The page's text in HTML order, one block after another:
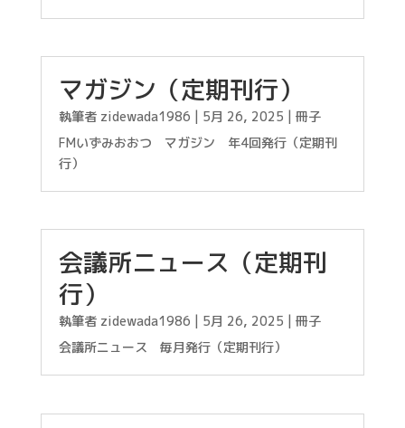
マガジン（定期刊行）
執筆者 zidewada1986 5月 26, 2025
冊子
FMいずみおおつ マガジン 年4回発行（定期刊
行）
会議所ニュース（定期刊
行）
執筆者 zidewada1986 5月 26, 2025
冊子
会議所ニュース 毎月発行（定期刊行）